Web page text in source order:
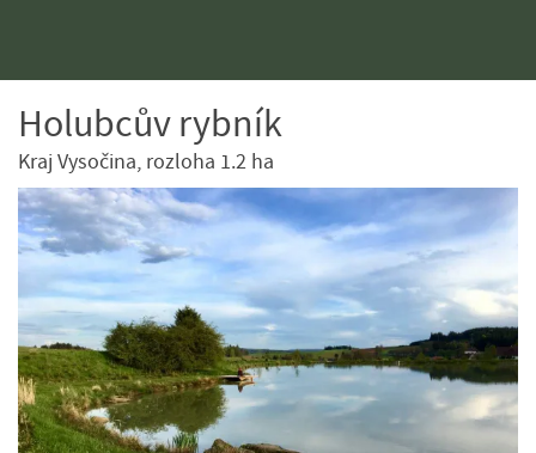
Holubcův rybník
Kraj Vysočina, rozloha 1.2 ha